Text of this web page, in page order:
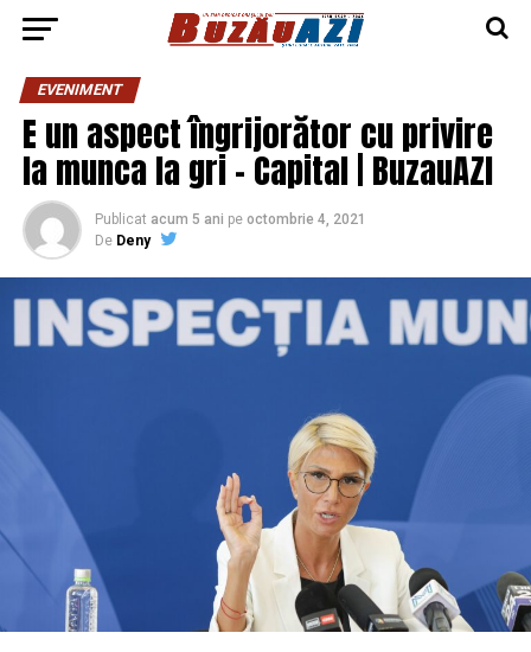
EVENIMENT
E un aspect îngrijorător cu privire
la munca la gri – Capital | BuzauAZI
Publicat acum 5 ani pe octombrie 4, 2021
De Deny